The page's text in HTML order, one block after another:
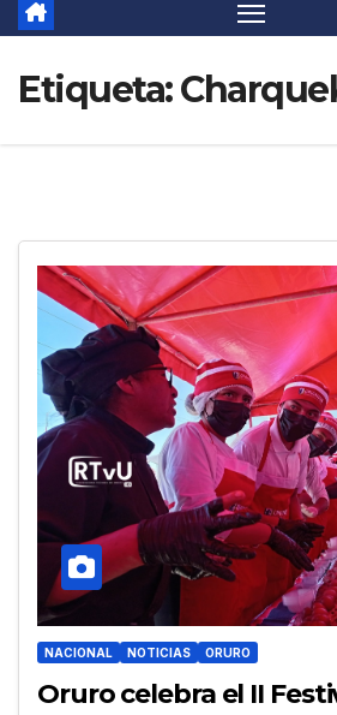
Etiqueta:
NACIONAL NOTICIAS ORURO
Oruro celebra el II